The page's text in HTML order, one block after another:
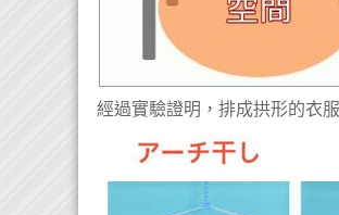
經過實驗證明，排成拱形的衣